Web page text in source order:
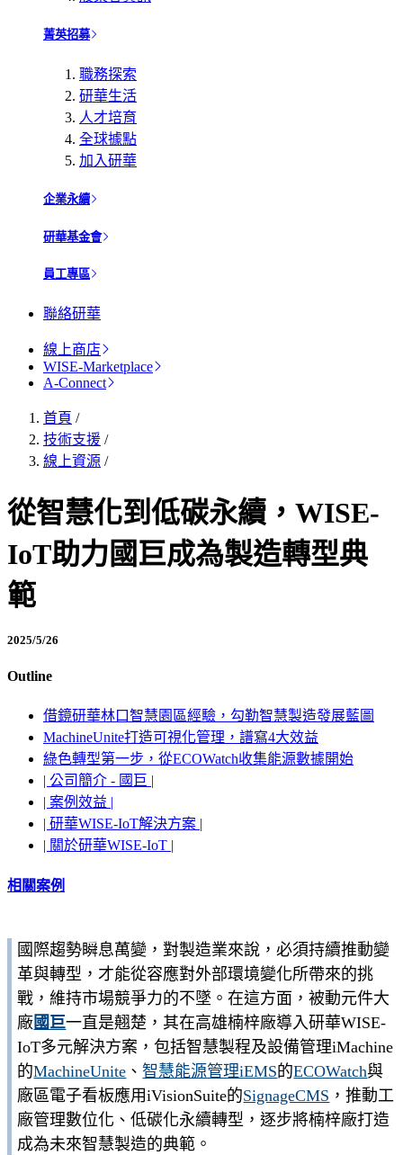
菁英招募
職務探索
研華生活
人才培育
全球據點
加入研華
企業永續
研華基金會
員工專區
聯絡研華
線上商店
WISE-Marketplace
A-Connect
首頁 /
技術支援 /
線上資源 /
從智慧化到低碳永續，WISE-
IoT助力國巨成為製造轉型典
範
2025/5/26
Outline
借鏡研華林口智慧園區經驗，勾勒智慧製造發展藍圖
MachineUnite打造可視化管理，譜寫4大效益
綠色轉型第一步，從ECOWatch收集能源數據開始
| 公司簡介 - 國巨 |
| 案例效益 |
| 研華WISE-IoT解決方案 |
| 關於研華WISE-IoT |
相關案例
國際趨勢瞬息萬變，對製造業來說，必須持續推動變
革與轉型，才能從容應對外部環境變化所帶來的挑
戰，維持市場競爭力的不墜。在這方面，被動元件大
廠國巨一直是翹楚，其在高雄楠梓廠導入研華WISE-
IoT多元解決方案，包括智慧製程及設備管理iMachine
的MachineUnite 、智慧能源管理iEMS的ECOWatch與
廠區電子看板應用iVisionSuite的SignageCMS ，推動工
廠管理數位化、低碳化永續轉型，逐步將楠梓廠打造
成為未來智慧製造的典範。